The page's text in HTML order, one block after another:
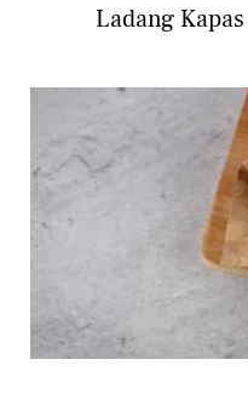
Ladang